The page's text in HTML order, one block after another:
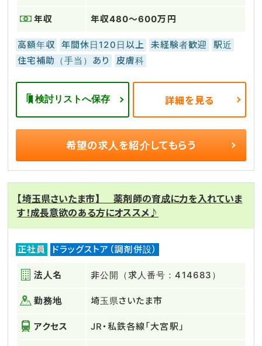
年収 年収480～600万円
高額年収 年間休日120日以上 未経験者歓迎
駅近
住宅補助（手当）あり
皮膚科
検討リストへ保存 詳細を見る
希望の求人を紹介してもらう
【埼玉県さいたま市】 薬剤師の育成に力を入れていま
す！成長意欲のある方にオススメ♪
正社員 ドラッグストア（調剤併設）
法人名 非公開（求人番号：414683）
勤務地 埼玉県さいたま市
アクセス JR・私鉄各線「大宮駅」